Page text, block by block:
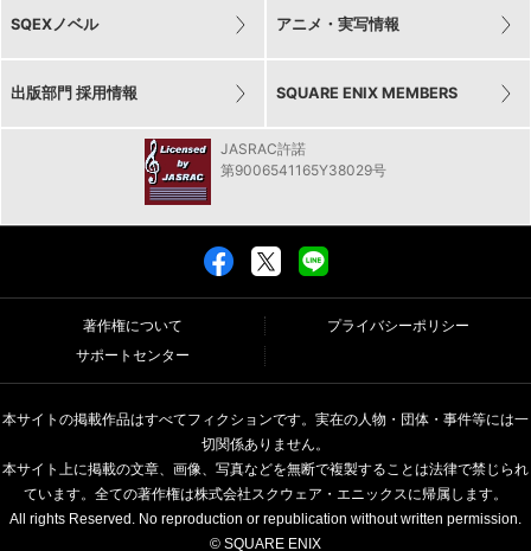
SQEXノベル アニメ・実写情報
出版部門 採用情報 SQUARE ENIX MEMBERS
JASRAC許諾
第9006541165Y38029号
著作権について
プライバシーポリシー
サポートセンター
本サイトの掲載作品はすべてフィクションです。実在の人物・団体・事件等には一
切関係ありません。
本サイト上に掲載の文章、画像、写真などを無断で複製することは法律で禁じられ
ています。全ての著作権は株式会社スクウェア・エニックスに帰属します。
All rights Reserved. No reproduction or republication without written permission.
© SQUARE ENIX